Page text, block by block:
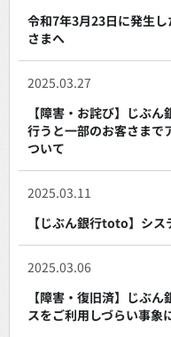
令和7年3月23日に発生
さまへ
2025.03.27
【障害・お詫び】じぶ
行うと一部のお客さまで
ついて
2025.03.11
【じぶん銀行toto】シ
2025.03.06
【障害・復旧済】じぶ
スをご利用しづらい事象